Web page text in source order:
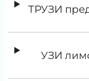
ТРУЗИ
УЗИ